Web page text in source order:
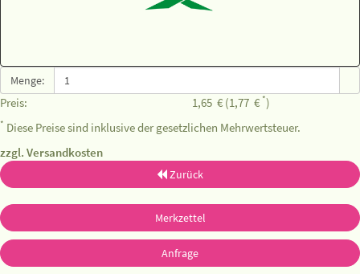
Menge:
Preis: 1,65 € (1,77 € *)
* Diese Preise sind inklusive der gesetzlichen Mehrwertsteuer.
zzgl. Versandkosten
Zurück
Merkzettel
Anfrage